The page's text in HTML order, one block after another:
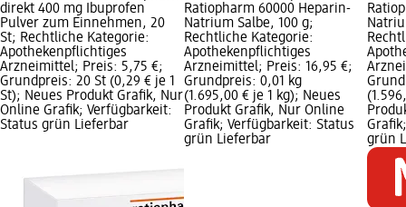
direkt 400 mg Ibuprofen
Pulver zum Einnehmen, 20
St; Rechtliche Kategorie:
Apothekenpflichtiges
Arzneimittel; Preis: 5,75 €;
Grundpreis: 20 St (0,29 € je 1
St); Neues Produkt Grafik, Nur
Online Grafik; Verfügbarkeit:
Status grün Lieferbar
Ratiopharm 60000 Heparin-
Natrium Salbe, 100 g;
Rechtliche Kategorie:
Apothekenpflichtiges
Arzneimittel; Preis: 16,95 €;
Grundpreis: 0,01 kg
(1.695,00 € je 1 kg); Neues
Produkt Grafik, Nur Online
Grafik; Verfügbarkeit: Status
grün Lieferbar
grün